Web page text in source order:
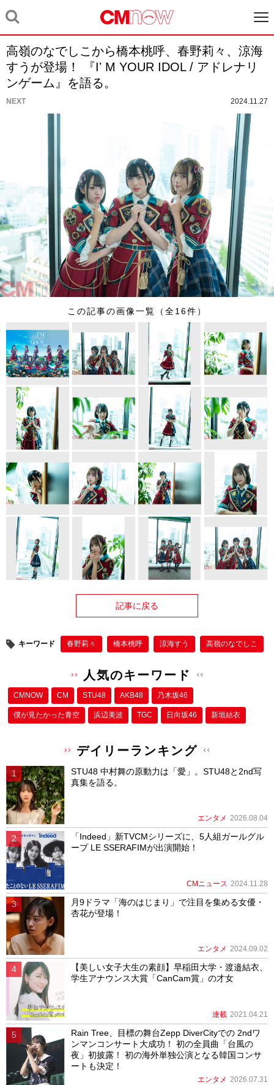
高嶺のなでしこから橋本桃呼、春野莉々、涼海
すうが登場！ 『Iʼ M YOUR IDOL / アドレナリ
ンゲーム』を語る。
NEXT 2024.11.27
この記事の画像一覧（全16件）
記事に戻る
キーワード 春野莉々 橋本桃呼 涼海すう 高嶺のなでしこ
人気のキーワード
CMNOW CM STU48 AKB48 乃木坂46
僕が⾒たかった⻘空 浜辺美波 TGC 日向坂46 新垣結衣
デイリーランキング
STU48 中村舞の原動力は「愛」。STU48と2nd写
真集を語る。
エンタメ 2026.08.04
「Indeed」新TVCMシリーズに、5人組ガールグル
ープ LE SSERAFIMが出演開始！
CMニュース 2024.11.28
月9ドラマ「海のはじまり」で注目を集める女優・
杏花が登場！
エンタメ 2024.09.02
【美しい女子大生の素顔】早稲田大学・渡邉結衣、
学生アナウンス大賞「CanCam賞」の才女
連載 2021.04.21
Rain Tree、目標の舞台Zepp DiverCityでの 2ndワ
ンマンコンサート大成功！ 初の全員曲「台風の
夜」初披露！ 初の海外単独公演となる韓国コンサ
ートも決定！
エンタメ 2026.07.31